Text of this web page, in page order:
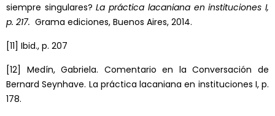
siempre singulares?La práctica lacaniana en instituciones I,
p. 217. Grama ediciones, Buenos Aires, 2014.
[11] Ibid., p. 207
[12]
Medín, Gabriela. Comentario en la Conversación de
Bernard Seynhave. La práctica lacaniana en instituciones I, p.
178.